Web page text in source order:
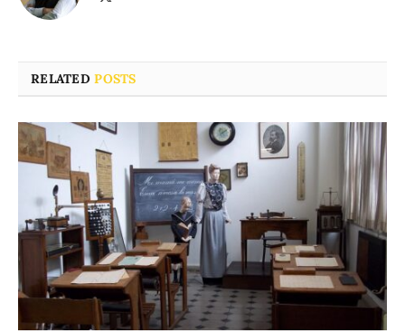
RELATEDPOSTS